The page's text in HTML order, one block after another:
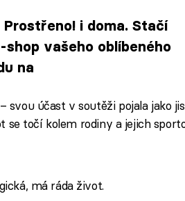
i doma. Stačí
vašeho oblíbeného
na
svou účast v soutěži pojala jako
se točí kolem rodiny a jejich
má ráda život.